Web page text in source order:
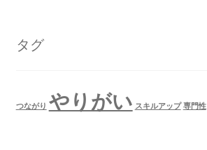
タグ
つながり やりがい スキルアップ 専門性